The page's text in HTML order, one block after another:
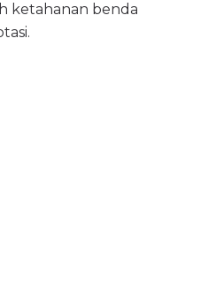
ketahanan benda